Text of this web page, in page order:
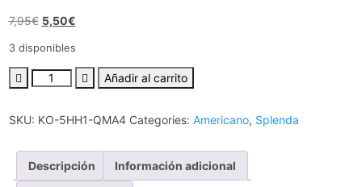
7,95€ 5,50€
3 disponibles
Añadir al carrito
SKU: KO-5HH1-QMA4 Categories: Americano, Splenda
Descripción Información adicional